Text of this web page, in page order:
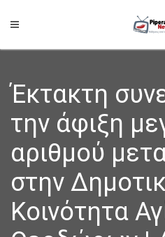
Έκτακτη
την άφιξη
αριθμού
στην
Κοινότητα